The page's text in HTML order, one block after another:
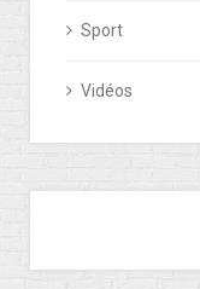
Sport
Vidéos